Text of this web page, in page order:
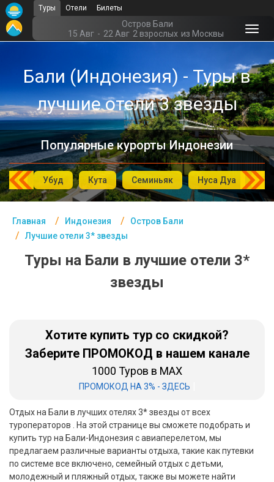
Туры Отели Билеты
Остров Бали
15 Авг - 22 Авг 2 взрослых из Москвы
Бали (Индонезия) - Туры в
лучшие отели 3 звезды
Популярные курорты Индонезии
Убуд Кута Семиньяк Нуса Дуа
Главная Индонезия
Остров Бали
Лучшие отели 3* звезды
Туры на Бали в лучшие отели 3*
звезды
Хотите купить тур со скидкой?
Заберите ПРОМОКОД в нашем канале
1000 Туров в MAX
ПРОМОКОД НА 3% - ЗДЕСЬ
Отдых на Бали в лучших отелях 3* звезды от всех
туроператоров . На этой странице вы сможете подобрать и
купить тур на Бали-Индонезия с авиаперелетом, мы
предлагаем различные варианты отдыха, такие как путевки
по системе все включено, семейный отдых с детьми,
молодежный и пляжный отдых, также вы можете найти
Главная
Офис г. Москва
Помощь
Турция
Таиланд
ОАЭ
Египет
Хайнань
Занзибар
Абхазия
Большой Сочи